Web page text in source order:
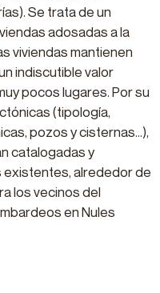
Se trata de un
adosadas a la
viviendas mantienen
indiscutible valor
pocos lugares. Por su
(tipología,
pozos y cisternas…),
catalogadas y
existentes, alrededor de
los vecinos del
en Nules